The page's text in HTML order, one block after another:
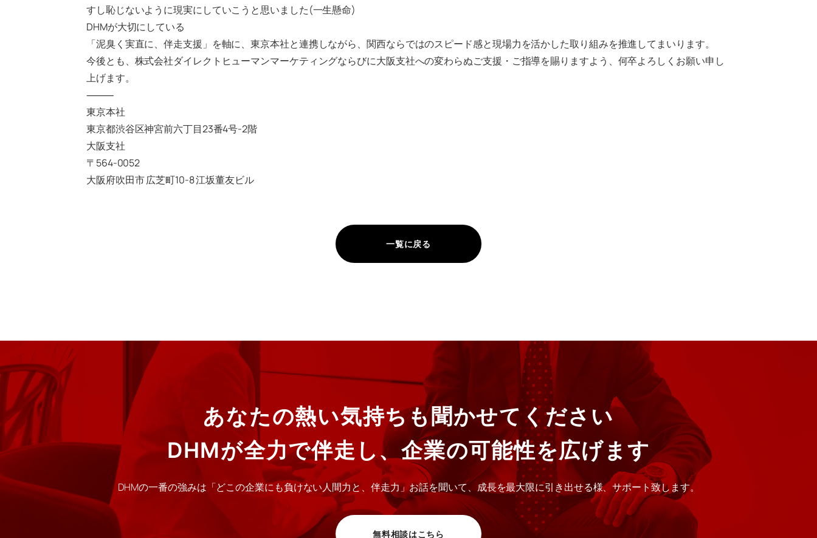
すし恥じないように現実にしていこうと思いました(一生懸命)
DHMが大切にしている
「泥臭く実直に、伴走支援」を軸に、東京本社と連携しながら、関西ならではのスピード感と現場力を活かした取り組みを推進してまいります。
今後とも、株式会社ダイレクトヒューマンマーケティングならびに大阪支社への変わらぬご支援・ご指導を賜りますよう、何卒よろしくお願い申し
上げます。
⸻
東京本社
東京都渋谷区神宮前六丁目23番4号-2階
大阪支社
〒564-0052
大阪府吹田市 広芝町10-8 江坂董友ビル
一覧に戻る
あなたの熱い気持ちも聞かせてください
DHMが全力で伴走し、企業の可能性を広げます
DHMの一番の強みは「どこの企業にも負けない人間力と、伴走力」お話を聞いて、成長を最大限に引き出せる様、サポート致します。
無料相談はこちら